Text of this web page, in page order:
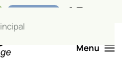
Menu